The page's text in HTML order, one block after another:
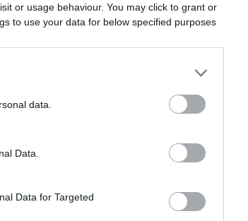
or usage behaviour. You may click to grant or
to use your data for below specified purposes
data.
Data.
Data for Targeted
και χρυσαφένια
και την κρατάς ως clutch
statement. Οι
και αναμένεται να γίνει